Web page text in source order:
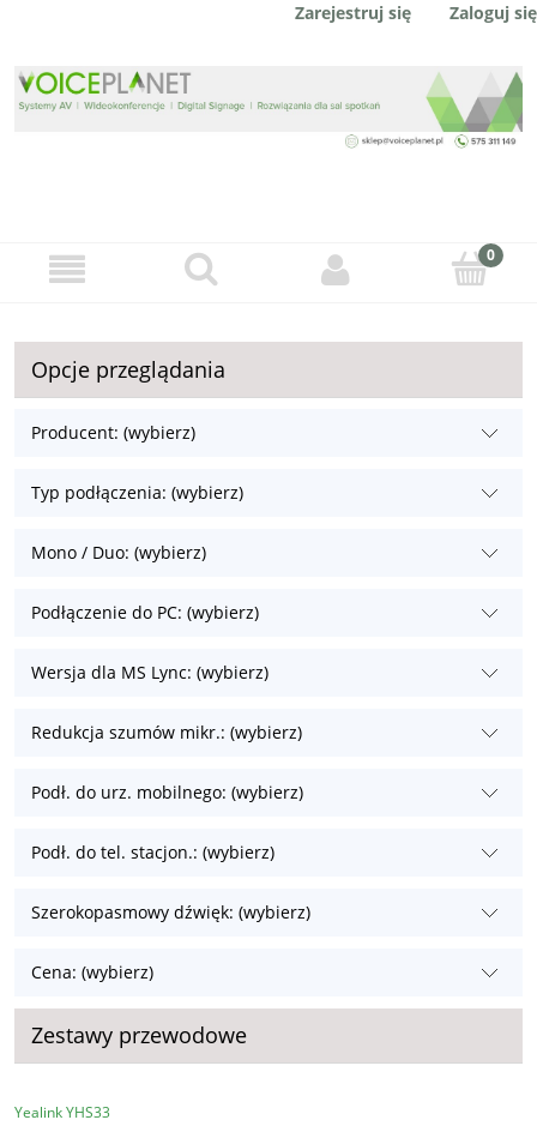
Zarejestruj się Zaloguj się
Opcje przeglądania
Producent: (wybierz)
Typ podłączenia: (wybierz)
Mono / Duo: (wybierz)
Podłączenie do PC: (wybierz)
Wersja dla MS Lync: (wybierz)
Redukcja szumów mikr.: (wybierz)
Podł. do urz. mobilnego: (wybierz)
Podł. do tel. stacjon.: (wybierz)
Szerokopasmowy dźwięk: (wybierz)
Cena: (wybierz)
Zestawy przewodowe
Yealink YHS33